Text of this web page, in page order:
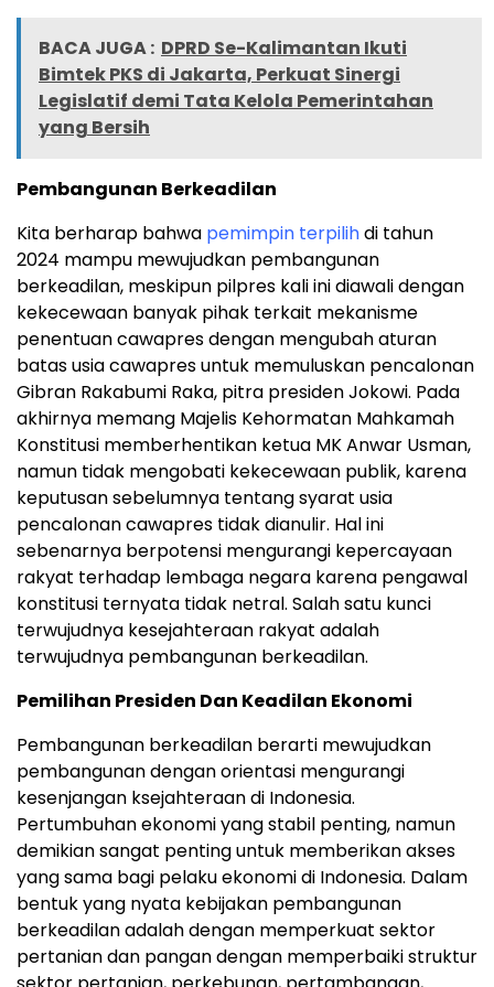
BACA JUGA : DPRD Se-Kalimantan Ikuti
Bimtek PKS di Jakarta, Perkuat Sinergi
Legislatif demi Tata Kelola Pemerintahan
yang Bersih
Pembangunan Berkeadilan
Kita berharap bahwa pemimpin terpilihdi tahun
2024 mampu mewujudkan pembangunan
berkeadilan, meskipun pilpres kali ini diawali dengan
kekecewaan banyak pihak terkait mekanisme
penentuan cawapres dengan mengubah aturan
batas usia cawapres untuk memuluskan pencalonan
Gibran Rakabumi Raka, pitra presiden Jokowi. Pada
akhirnya memang Majelis Kehormatan Mahkamah
Konstitusi memberhentikan ketua MK Anwar Usman,
namun tidak mengobati kekecewaan publik, karena
keputusan sebelumnya tentang syarat usia
pencalonan cawapres tidak dianulir. Hal ini
sebenarnya berpotensi mengurangi kepercayaan
rakyat terhadap lembaga negara karena pengawal
konstitusi ternyata tidak netral. Salah satu kunci
terwujudnya kesejahteraan rakyat adalah
terwujudnya pembangunan berkeadilan.
Pemilihan Presiden Dan Keadilan Ekonomi
Pembangunan berkeadilan berarti mewujudkan
pembangunan dengan orientasi mengurangi
kesenjangan ksejahteraan di Indonesia.
Pertumbuhan ekonomi yang stabil penting, namun
demikian sangat penting untuk memberikan akses
yang sama bagi pelaku ekonomi di Indonesia. Dalam
bentuk yang nyata kebijakan pembangunan
berkeadilan adalah dengan memperkuat sektor
pertanian dan pangan dengan memperbaiki struktur